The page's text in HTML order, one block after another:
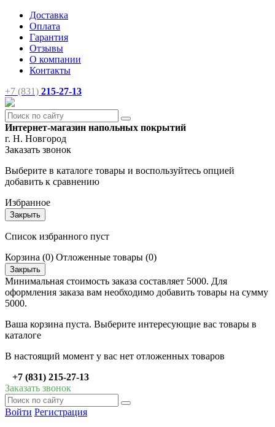
Доставка
Оплата
Гарантия
Отзывы
О компании
Контакты
+7 (831) 215-27-13
Интернет-магазин напольных покрытий
г. Н. Новгород
Заказать звонок
Выберите в каталоге товары и воспользуйтесь опцией
добавить к сравнению
Избранное
Закрыть
Список избранного пуст
Корзина (0) Отложенные товары (0)
Закрыть
Минимальная стоимость заказа составляет 5000. Для
оформления заказа вам необходимо добавить товары на сумму
5000.
Ваша корзина пуста. Выберите интересующие вас товары в
каталоге
В настоящий момент у вас нет отложенных товаров
+7 (831) 215-27-13
Заказать звонок
Войти Регистрация